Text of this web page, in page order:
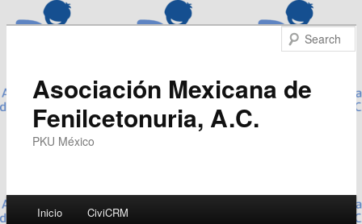
Asociación Mexicana de
Fenilcetonuria, A.C.
PKU México
Main menu
Skip
Inicio CiviCRM